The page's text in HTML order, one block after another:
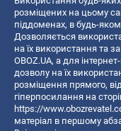
розміщених на цьому
піддоменах, в будь-
Дозволяється
на їх використання та
OBOZ.UA, а для
дозволу на їх
розміщення прямого,
гіперпосилання на
https://
матеріал в першому